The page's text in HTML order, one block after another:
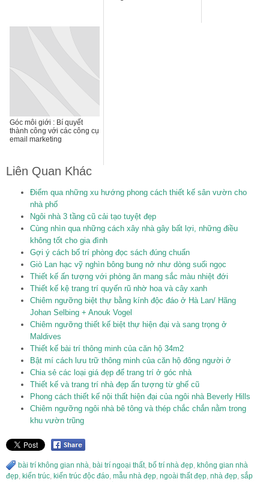
Góc môi giới : Bí quyết
thành công với các công cụ
email marketing
Liên Quan Khác
Điểm qua những xu hướng phong cách thiết kế sân vườn cho
nhà phố
Ngôi nhà 3 tầng cũ cải tạo tuyệt đẹp
Cùng nhìn qua những cách xây nhà gây bất lợi, những điều
không tốt cho gia đình
Gợi ý cách bố trí phòng đọc sách đúng chuẩn
Giò Lan hạc vỹ nghìn bông bung nở như dòng suối ngọc
Thiết kế ấn tượng với phòng ăn mang sắc màu nhiệt đới
Thiết kế kệ trang trí quyến rũ nhờ hoa và cây xanh
Chiêm ngưỡng biệt thự bằng kính độc đáo ở Hà Lan/ Hãng
Johan Selbing + Anouk Vogel
Chiêm ngưỡng thiết kế biệt thự hiện đại và sang trọng ở
Maldives
Thiết kế bài trí thông minh của căn hộ 34m2
Bật mí cách lưu trữ thông minh của căn hộ đông người ở
Chia sẻ các loại giá đẹp để trang trí ở góc nhà
Thiết kế và trang trí nhà đẹp ấn tượng từ ghế cũ
Phong cách thiết kế nội thất hiện đại của ngôi nhà Beverly Hills
Chiêm ngưỡng ngôi nhà bê tông và thép chắc chắn nằm trong
khu vườn trũng
bài trí không gian nhà, bài trí ngoại thất, bố trí nhà đẹp, không gian nhà
đẹp, kiến trúc, kiến trúc độc đáo, mẫu nhà đẹp, ngoài thất đẹp, nhà đẹp, sắp